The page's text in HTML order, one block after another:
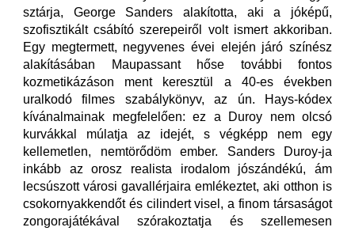
sztárja, George Sanders alakította, aki a jóképű,
szofisztikált csábító szerepeiről volt ismert akkoriban.
Egy megtermett, negyvenes évei elején járó színész
alakításában Maupassant hőse további fontos
kozmetikázáson ment keresztül a 40-es években
uralkodó filmes szabálykönyv, az ún. Hays-kódex
kívánalmainak megfelelően: ez a Duroy nem olcsó
kurvákkal múlatja az idejét, s végképp nem egy
kellemetlen, nemtörődöm ember. Sanders Duroy-ja
inkább az orosz realista irodalom jószándékú, ám
lecsúszott városi gavallérjaira emlékeztet, aki otthon is
csokornyakkendőt és cilindert visel, a finom társaságot
zongorajátékával szórakoztatja és szellemesen